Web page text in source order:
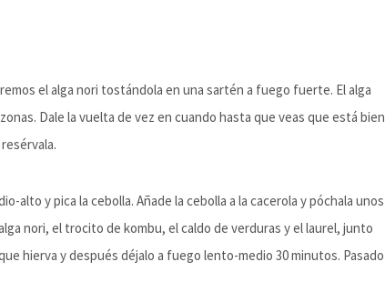
el alga nori tostándola en una sartén a fuego fuerte. El alga
Dale la vuelta de vez en cuando hasta que veas que está bien
alto y pica la cebolla. Añade la cebolla a la cacerola y póchala unos
nori, el trocito de kombu, el caldo de verduras y el laurel, junto
hierva y después déjalo a fuego lento-medio 30 minutos. Pasado